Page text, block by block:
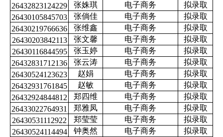
26432823124229 张姝琪 电子商务
拟录取
26430105845703
张倘佳 电子商务
拟录取
26430219766636
张维鑫 电子商务
拟录取
26430203842113
张文馨 电子商务
拟录取
26430116844595
张玉婷 电子商务
拟录取
26432831712136
张云涛 电子商务
拟录取
26430524123623
赵娟 电子商务
拟录取
26432931761845
赵敏 电子商务
拟录取
26432924844812
郑四维 电子商务
拟录取
26433022764931
郑雅凤 电子商务
拟录取
26430531112922
郑莹莹 电子商务
拟录取
26430524114494
钟奥然 电子商务
拟录取